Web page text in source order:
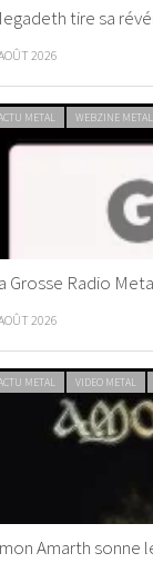
tire sa
2026
METAL WEBZINE METAL
Grosse Radio
2026
METAL VIDEO METAL
Amarth sonne